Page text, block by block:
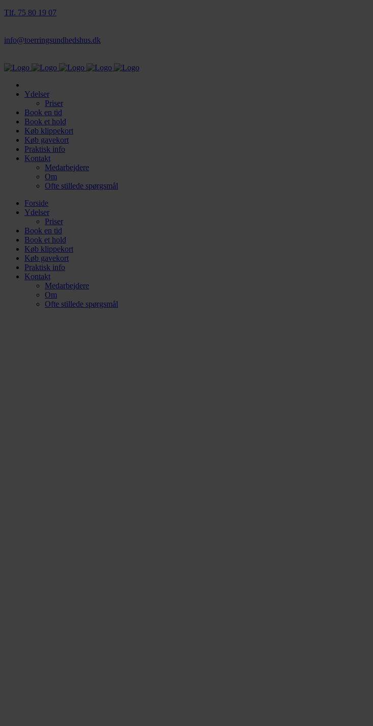
Tlf. 75 80 19 07
info@toerringsundhedshus.dk
Ydelser
Priser
Book en tid
Book et hold
Køb klippekort
Køb gavekort
Praktisk info
Kontakt
Medarbejdere
Om
Ofte stillede spørgsmål
Forside
Ydelser
Priser
Book en tid
Book et hold
Køb klippekort
Køb gavekort
Praktisk info
Kontakt
Medarbejdere
Om
Ofte stillede spørgsmål